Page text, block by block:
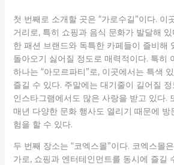
첫 번째로 소개할 곳은 “가로수길”이다. 이
거리로, 특히 쇼핑과 음식 문화가 발달해
한 패션 브랜드와 독특한 카페들이 즐비해
돌아오기 싫어질 정도로 매력적이다. 특히
하나는 “아모르파티”로, 이곳에서는 특색
즐길 수 있다. 주말에는 대기줄이 길어질
인스타그램에서도 많은 사랑을 받고 있다.
매년 다양한 문화 행사도 열리기 때문에 방
험을 할 수 있다.
두 번째 장소는 “코엑스몰”이다. 코엑스몰
가로, 쇼핑과 엔터테인먼트를 동시에 즐길